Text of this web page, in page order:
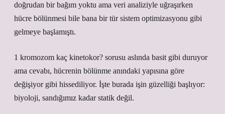
doğrudan bir bağım yoktu ama veri analiziyle uğraşırken
hücre bölünmesi bile bana bir tür sistem optimizasyonu gibi
gelmeye başlamıştı.
1 kromozom kaç kinetokor? sorusu aslında basit gibi duruyor
ama cevabı, hücrenin bölünme anındaki yapısına göre
değişiyor gibi hissediliyor. İşte burada işin güzelliği başlıyor:
biyoloji, sandığımız kadar statik değil.